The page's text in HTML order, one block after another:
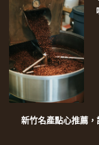
新竹名產點心推薦，